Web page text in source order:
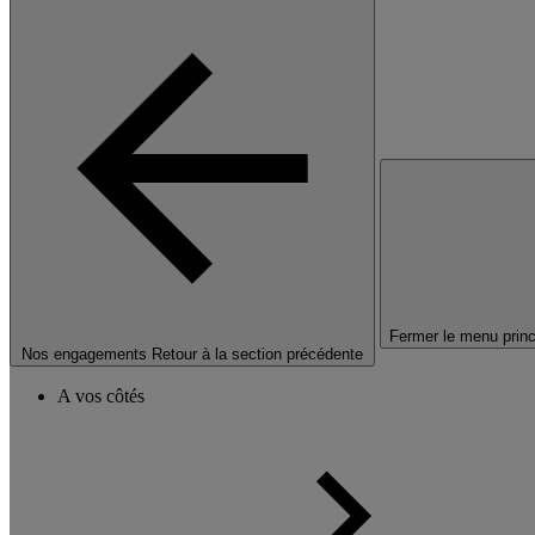
Nos engagements Retour à la section précédente
Fermer le menu
A vos côtés